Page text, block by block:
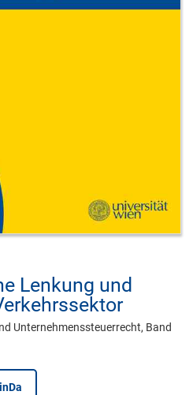
Lenkung und
Unternehmenssteuerrecht, Band